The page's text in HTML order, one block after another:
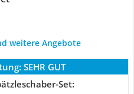
weitere Angebote
SEHR GUT
Set: